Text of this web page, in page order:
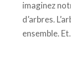
imaginez
d’arbres.
ensemble.